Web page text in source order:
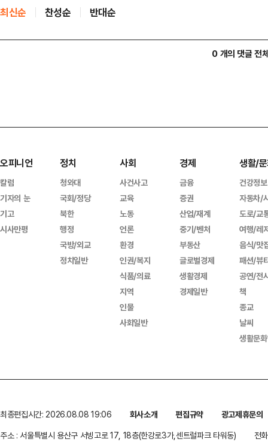
최신순 찬성순 반대순
0 개의 댓글 전
오피니언
칼럼
기자의 눈
기고
시사만평
정치
청와대
국회/정당
북한
행정
국방/외교
정치일반
사회
사건사고
교육
노동
언론
환경
인권/복지
식품/의료
지역
인물
사회일반
경제
금융
증권
산업/재계
중기/벤처
부동산
글로벌경제
생활경제
경제일반
생활/
건강정보
자동차/
도로/교
여행/레
음식/맛
패션/뷰
공연/전
책
종교
날씨
생활문
최종편집시간: 2026.08.08 19:06 회사소개 편집규약
광고제휴문의
주소 : 서울특별시 용산구 서빙고로 17, 18층(한강로3가,센트럴파크 타워동)
전